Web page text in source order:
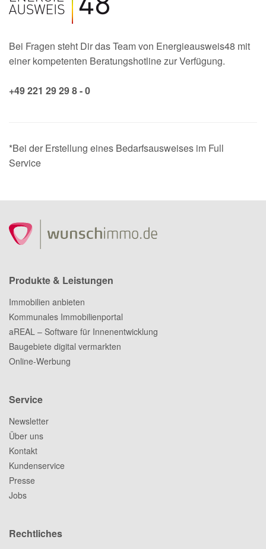
Bei Fragen steht Dir das Team von Energieausweis48 mit
einer kompetenten Beratungshotline zur Verfügung.
+49 221 29 29 8 - 0
*Bei der Erstellung eines Bedarfsausweises im Full
Service
Produkte & Leistungen
Immobilien anbieten
Kommunales Immobilienportal
aREAL – Software für Innenentwicklung
Baugebiete digital vermarkten
Online-Werbung
Service
Newsletter
Über uns
Kontakt
Kundenservice
Presse
Jobs
Rechtliches